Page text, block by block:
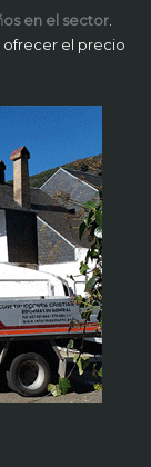
en el sector
ofrecer el precio